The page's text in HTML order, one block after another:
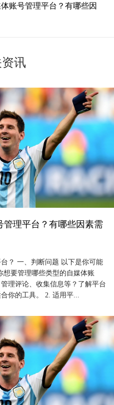
账号管理平台？有哪些因
讯
管理平台？有哪些因素需
？ 一、判断问题 以下是你可能
想要管理哪些类型的自媒体账
理评论、收集信息等？了解平台
你的工具。 2. 适用平...